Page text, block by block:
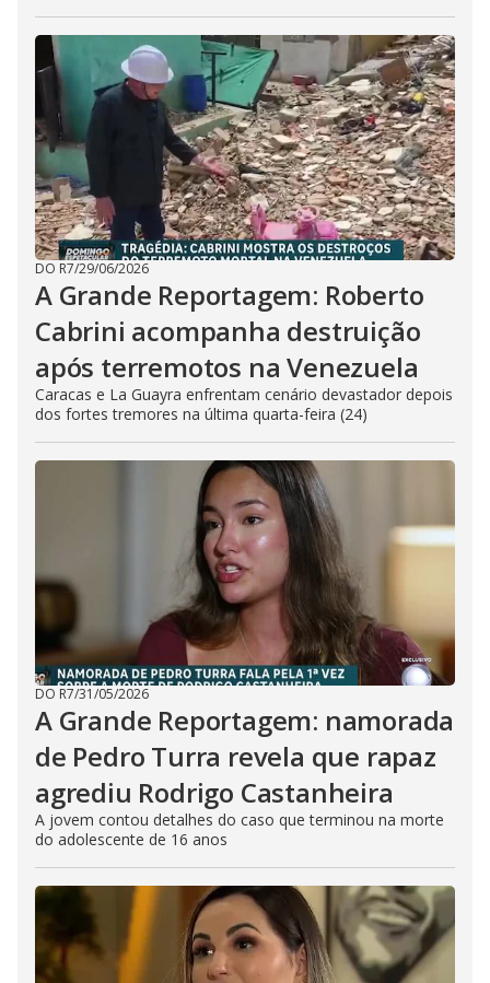
DO R7/29/06/2026
A Grande Reportagem: Roberto
Cabrini acompanha destruição
após terremotos na Venezuela
Caracas e La Guayra enfrentam cenário devastador depois
dos fortes tremores na última quarta-feira (24)
DO R7/31/05/2026
A Grande Reportagem: namorada
de Pedro Turra revela que rapaz
agrediu Rodrigo Castanheira
A jovem contou detalhes do caso que terminou na morte
do adolescente de 16 anos